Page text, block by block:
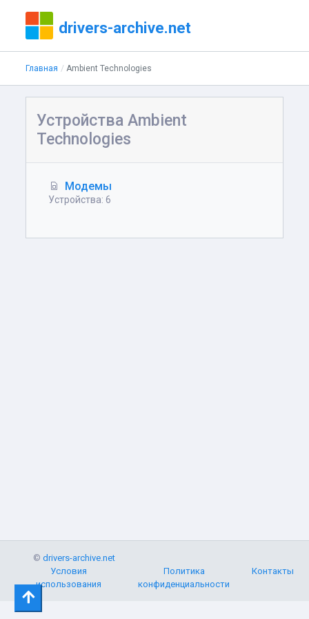
drivers-archive.net
Главная Ambient Technologies
Устройства Ambient
Technologies
Модемы
Устройства: 6
©drivers-archive.net
Условия
использования
Политика
конфиденциальности
Контакты